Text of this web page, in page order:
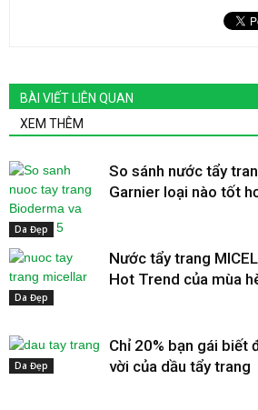
BÀI VIẾT LIÊN QUAN
XEM THÊM
Da Đẹp
So sánh nước tẩy
Garnier loại nào tốt
Da Đẹp
Nước tẩy trang
Hot Trend của mùa
Da Đẹp
Chỉ 20% bạn gái biết
vời của dầu tẩy trang